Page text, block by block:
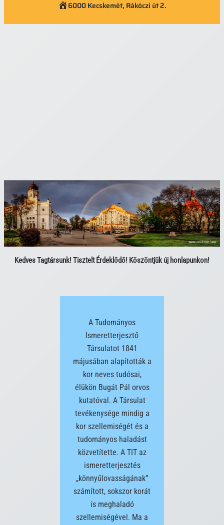
6000 Kecskemét, Rákóczi út 2.
Kedves Tagtársunk! Tisztelt Érdeklődő! Köszöntjük új honlapunkon!
A Tudományos
Ismeretterjesztő
Társulatot 1841
májusában alapították a
kor neves tudósai,
élükön Bugát Pál orvos
kutatóval. A Társulat
tevékenysége mindig a
kor szellemiségét és a
tudományos haladást
közvetítette. A TIT az
ismeretterjesztés
„könnyűlovasságának”
számított, sokszor korát
is meghaladó
szellemiségével. Ma a